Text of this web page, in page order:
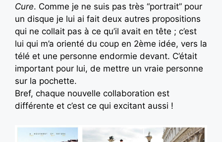
Cure. Comme je ne suis pas très “portrait” pour
un disque je lui ai fait deux autres propositions
qui ne collait pas à ce qu’il avait en tête ; c’est
lui qui m’a orienté du coup en 2ème idée, vers la
télé et une personne endormie devant. C’était
important pour lui, de mettre un vraie personne
sur la pochette.
Bref, chaque nouvelle collaboration est
différente et c’est ce qui excitant aussi !